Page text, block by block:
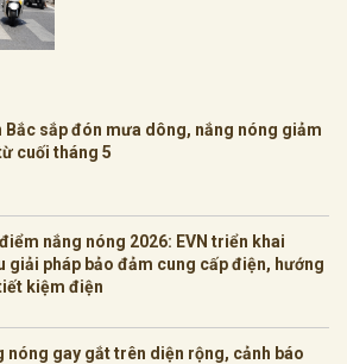
Bắc sắp đón mưa dông, nắng nóng giảm
cuối tháng 5
nắng nóng 2026: EVN triển khai
giải pháp bảo đảm cung cấp điện, hướng
kiệm điện
nóng gay gắt trên diện rộng, cảnh báo